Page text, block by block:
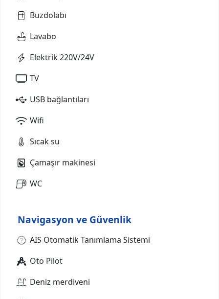
Buzdolabı
Lavabo
Elektrik 220V/24V
TV
USB bağlantıları
Wifi
Sıcak su
Çamaşır makinesi
WC
Navigasyon ve Güvenlik
AIS Otomatik Tanımlama Sistemi
Oto Pilot
Deniz merdiveni